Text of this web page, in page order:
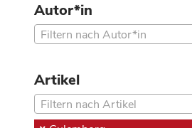
Autor*in
Filtern nach Autor*in
Artikel
Filtern nach Artikel